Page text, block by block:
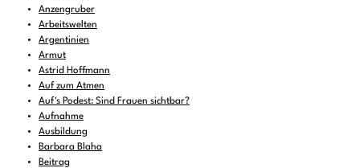
Anzengruber
Arbeitswelten
Argentinien
Armut
Astrid Hoffmann
Auf zum Atmen
Auf's Podest: Sind Frauen sichtbar?
Aufnahme
Ausbildung
Barbara Blaha
Beitrag